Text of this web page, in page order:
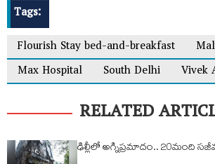
Tags:
Flourish Stay bed-and-breakfast
Max Hospital
South Delhi Vivek
RELATED
ఢిల్లీలో అగ్నిప్రమాదం.. 20మంది